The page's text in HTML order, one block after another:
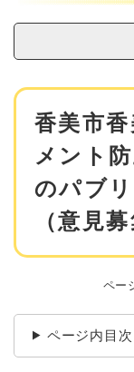
本
香美市
メント
のパブ
（意見
ペー
ページ内目次